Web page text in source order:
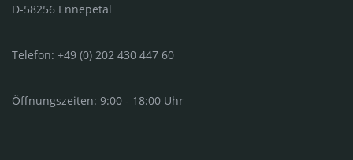
D-58256 Ennepetal
Telefon: +49 (0) 202 430 447 60
Öffnungszeiten: 9:00 - 18:00 Uhr